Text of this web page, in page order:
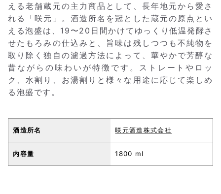
える老舗蔵元の主力商品として、長年地元から愛さ
れる「咲元」。酒造所名を冠とした蔵元の原点とい
える泡盛は、19〜20日間かけてゆっくり低温発酵さ
せたもろみの仕込みと、旨味は残しつつも不純物を
取り除く独自の濾過方法によって、華やかで芳醇な
昔ながらの味わいが特徴です。ストレートやロッ
ク、水割り、お湯割りと様々な用途に応じて楽しめ
る泡盛です。
酒造所名 咲元酒造株式会社
内容量 1800 ml